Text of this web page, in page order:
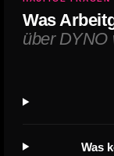
Was
über DYNO
Was